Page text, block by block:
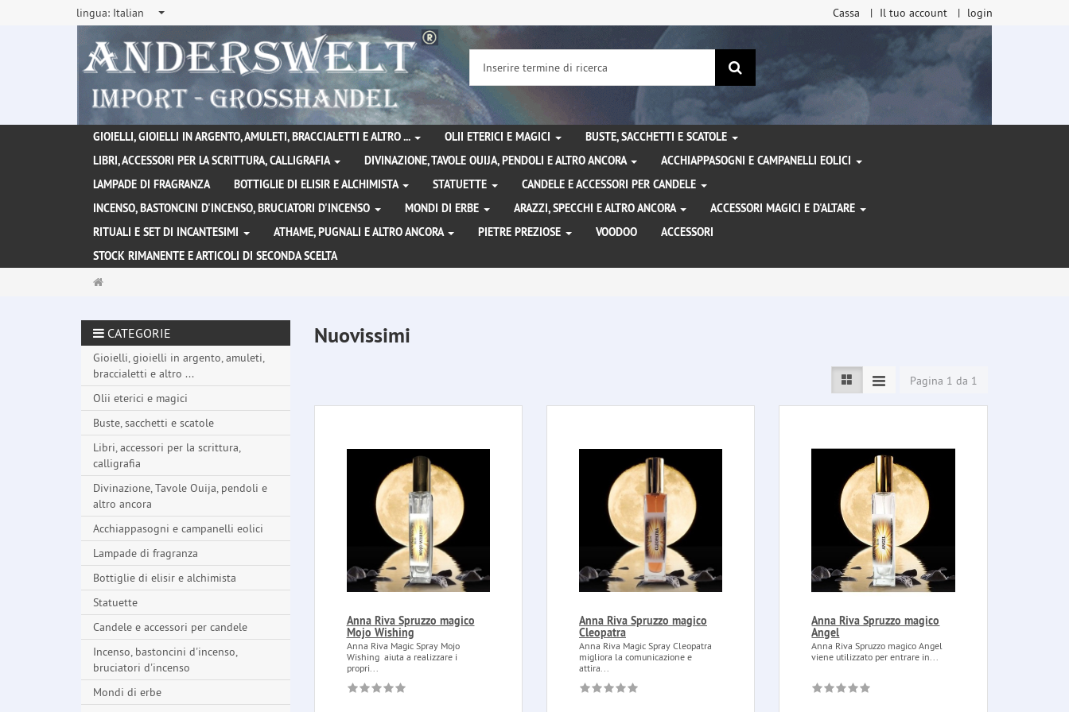
lingua: Italian Cassa Il tuo account login
ricerca
GIOIELLI, GIOIELLI IN ARGENTO, AMULETI, BRACCIALETTI E ALTRO ... OLII ETERICI E MAGICI
BUSTE, SACCHETTI E SCATOLE
LIBRI, ACCESSORI PER LA SCRITTURA, CALLIGRAFIA
DIVINAZIONE, TAVOLE OUIJA, PENDOLI E ALTRO ANCORA
ACCHIAPPASOGNI E CAMPANELLI EOLICI
LAMPADE DI FRAGRANZA
BOTTIGLIE DI ELISIR E ALCHIMISTA STATUETTE
CANDELE E ACCESSORI PER CANDELE
INCENSO, BASTONCINI D'INCENSO, BRUCIATORI D'INCENSO
MONDI DI ERBE ARAZZI, SPECCHI E ALTRO ANCORA
ACCESSORI MAGICI E D'ALTARE
RITUALI E SET DI INCANTESIMI
ATHAME, PUGNALI E ALTRO ANCORA PIETRE PREZIOSE VOODOO
ACCESSORI
STOCK RIMANENTE E ARTICOLI DI SECONDA SCELTA
Pagina
Nuovissimi
Pagina 1 da 1
Anna Riva Spruzzo magico
Mojo Wishing
Anna Riva Magic Spray Mojo
Wishing aiuta a realizzare i
propri...
Anna Riva Spruzzo magico
Cleopatra
Anna Riva Magic Spray Cleopatra
migliora la comunicazione e
attira...
Anna Riva Spruzzo magico
Angel
Anna Riva Spruzzo magico Angel
viene utilizzato per entrare in...
CATEGORIE
Gioielli, gioielli in argento, amuleti,
braccialetti e altro ...
Olii eterici e magici
Buste, sacchetti e scatole
Libri, accessori per la scrittura,
calligrafia
Divinazione, Tavole Ouija, pendoli e
altro ancora
Acchiappasogni e campanelli eolici
Lampade di fragranza
Bottiglie di elisir e alchimista
Statuette
Candele e accessori per candele
Incenso, bastoncini d'incenso,
bruciatori d'incenso
Mondi di erbe